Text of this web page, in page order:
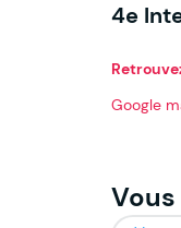
4e
Google